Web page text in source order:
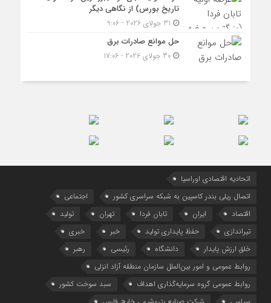
تاریخ بورس) از نگاهی دیگر
حل موانع صادرات برق
30 جولای 2026 - 17:06
اتحادیه اقتصادی اوراسیا
اتصال ریلی بندر کاسپین به شبکه سراسری کشور
اجتماعی
اقتصاد
ایران تابان فردا تهران
تولید
تیراندازی
حفظ پایداری تولید خبر
خبری
خلق ارزش پایدار
دانشگاه رئیسی
رهبر
روابط عمومی و امور بین‌الملل سازمان منطقه آزاد انزلی
روابط عمومی گروه سرمایه‌گذاری اهداف
سبد سوخت کشور